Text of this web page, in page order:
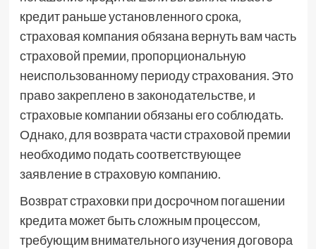
кредит раньше установленного срока‚
страховая компания обязана вернуть вам часть
страховой премии‚ пропорциональную
неиспользованному периоду страхования. Это
право закреплено в законодательстве‚ и
страховые компании обязаны его соблюдать.
Однако‚ для возврата части страховой премии
необходимо подать соответствующее
заявление в страховую компанию.
Возврат страховки при досрочном погашении
кредита может быть сложным процессом‚
требующим внимательного изучения договора